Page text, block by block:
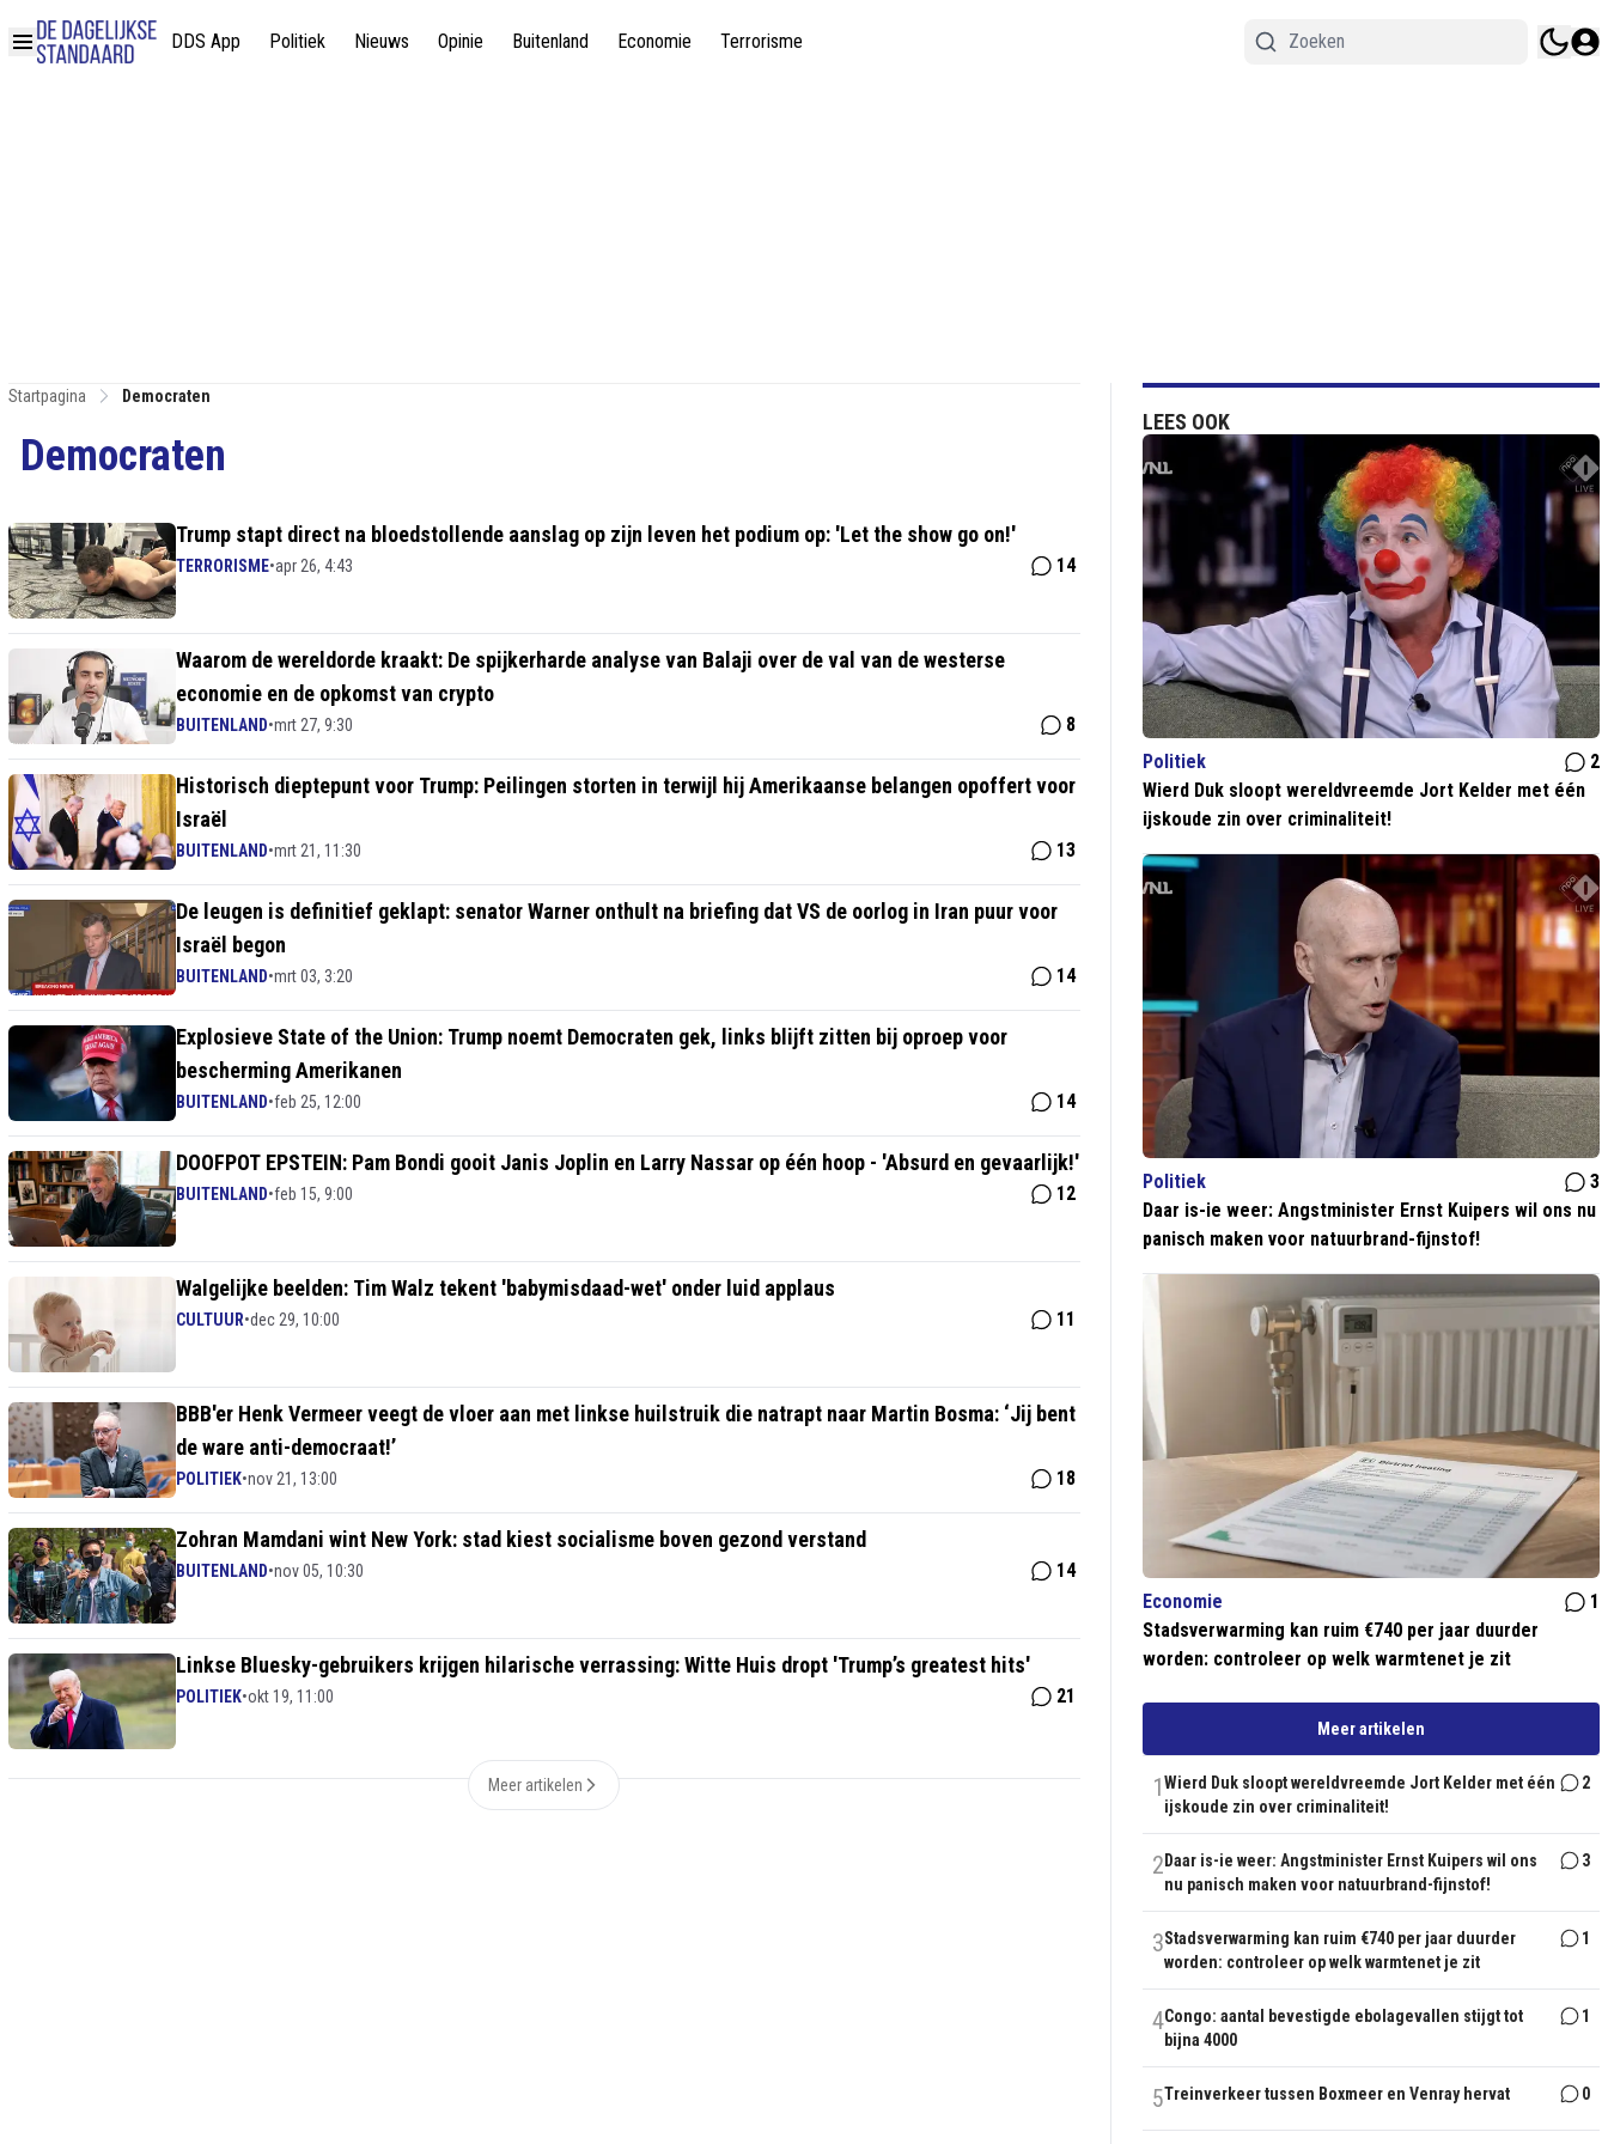
DDS App Politiek Nieuws Opinie Buitenland Economie Terrorisme
Startpagina Democraten
Democraten
Trump stapt direct na bloedstollende aanslag op zijn leven het podium op: 'Let the show go on!'
TERRORISME•apr 26, 4:43 14
Waarom de wereldorde kraakt: De spijkerharde analyse van Balaji over de val van de westerse
economie en de opkomst van crypto
BUITENLAND•mrt 27, 9:30 8
Historisch dieptepunt voor Trump: Peilingen storten in terwijl hij Amerikaanse belangen opoffert voor
Israël
BUITENLAND•mrt 21, 11:30 13
De leugen is definitief geklapt: senator Warner onthult na briefing dat VS de oorlog in Iran puur voor
Israël begon
BUITENLAND•mrt 03, 3:20 14
Explosieve State of the Union: Trump noemt Democraten gek, links blijft zitten bij oproep voor
bescherming Amerikanen
BUITENLAND•feb 25, 12:00 14
DOOFPOT EPSTEIN: Pam Bondi gooit Janis Joplin en Larry Nassar op één hoop - 'Absurd en gevaarlijk!'
BUITENLAND•feb 15, 9:00 12
Walgelijke beelden: Tim Walz tekent 'babymisdaad-wet' onder luid applaus
CULTUUR•dec 29, 10:00 11
BBB'er Henk Vermeer veegt de vloer aan met linkse huilstruik die natrapt naar Martin Bosma: ‘Jij bent
de ware anti-democraat!’
POLITIEK•nov 21, 13:00 18
Zohran Mamdani wint New York: stad kiest socialisme boven gezond verstand
BUITENLAND•nov 05, 10:30 14
Linkse Bluesky-gebruikers krijgen hilarische verrassing: Witte Huis dropt 'Trump’s greatest hits'
POLITIEK•okt 19, 11:00 21
Meer artikelen
LEES OOK
Politiek
2
Wierd Duk sloopt wereldvreemde Jort Kelder met één
ijskoude zin over criminaliteit!
Politiek
3
Daar is-ie weer: Angstminister Ernst Kuipers wil ons nu
panisch maken voor natuurbrand-fijnstof!
Economie
1
Stadsverwarming kan ruim €740 per jaar duurder
worden: controleer op welk warmtenet je zit
Meer artikelen
1Wierd Duk sloopt wereldvreemde Jort Kelder met één
ijskoude zin over criminaliteit!
2
2 Daar is-ie weer: Angstminister Ernst Kuipers wil ons
nu panisch maken voor natuurbrand-fijnstof!
3
3Stadsverwarming kan ruim €740 per jaar duurder
worden: controleer op welk warmtenet je zit
1
4Congo: aantal bevestigde ebolagevallen stijgt tot
bijna 4000
1
5Treinverkeer tussen Boxmeer en Venray hervat 0